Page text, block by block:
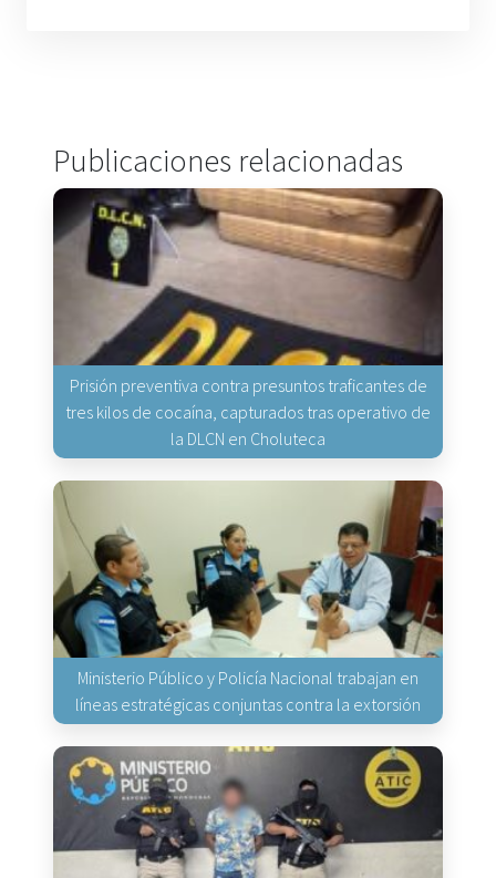
Publicaciones relacionadas
Prisión preventiva contra presuntos traficantes de
tres kilos de cocaína, capturados tras operativo de
la DLCN en Choluteca
Ministerio Público y Policía Nacional trabajan en
líneas estratégicas conjuntas contra la extorsión